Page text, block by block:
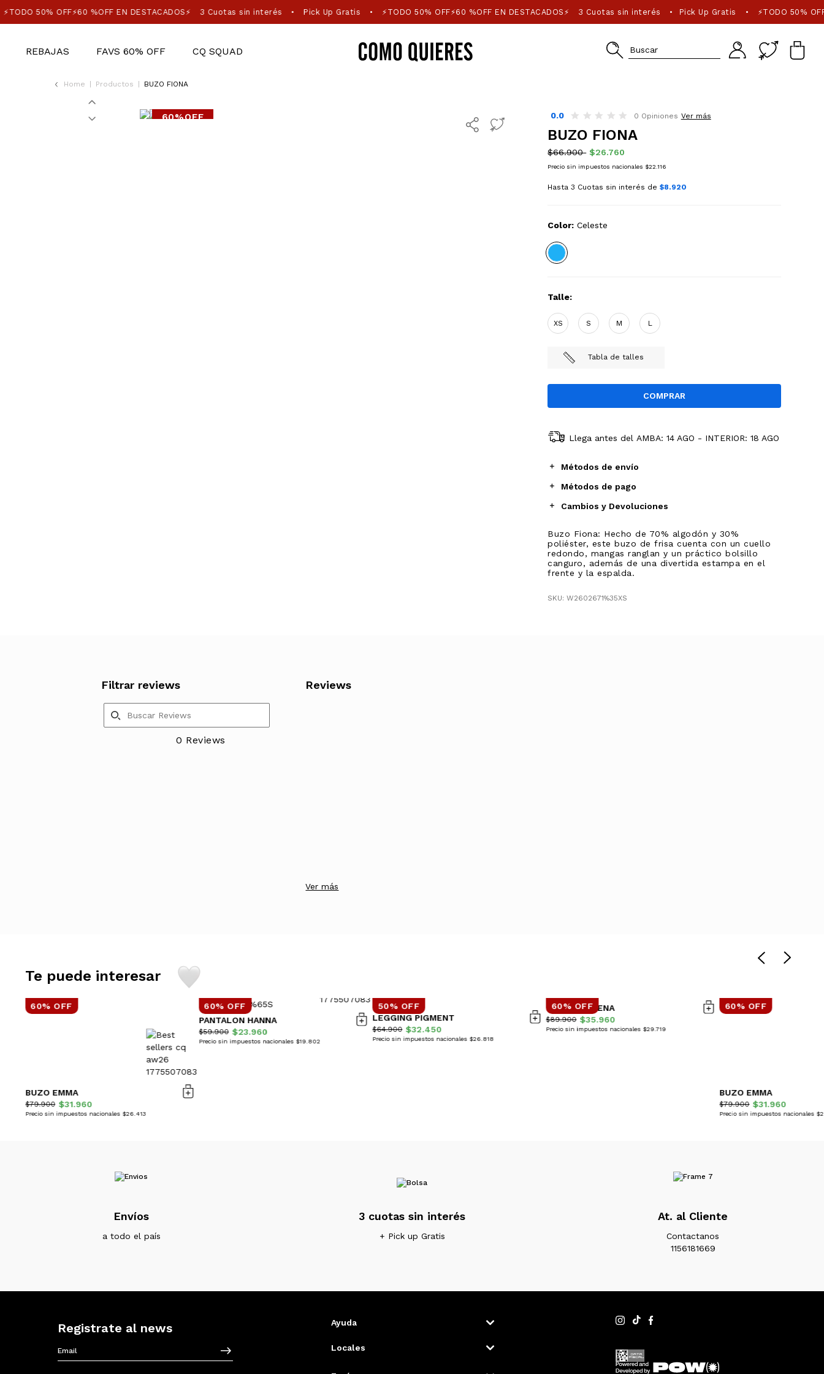
⚡TODO 50% OFF⚡60 %OFF EN DESTACADOS⚡ 3 Cuotas sin interés Pick Up Gratis • ⚡TODO 50% OFF⚡60 %OFF EN DESTACADOS⚡ 3 Cuotas sin interés Pick Up Gratis • ⚡TODO 50%
REBAJAS FAVS 60% OFF CQ SQUAD
Home Productos BUZO FIONA
60%OFF 0.0 0 Opiniones Ver más
BUZO FIONA
$66.900 $26.760
Precio sin impuestos nacionales $22.116
Hasta 3 Cuotas sin interés de$8.920
Color: Celeste
Talle:
XS S M L
Tabla de talles
Llega antes del AMBA: 14 AGO - INTERIOR: 18 AGO
Métodos de envío
Métodos de pago
Cambios y Devoluciones
Buzo Fiona: Hecho de 70% algodón y 30%
poliéster, este buzo de frisa cuenta con un cuello
redondo, mangas ranglan y un práctico bolsillo
canguro, además de una divertida estampa en el
frente y la espalda.
SKU: W2602671%35XS
Filtrar reviews
0 Reviews
Reviews
Ver más
Te puede interesar
60% OFF
BUZO EMMA
$79.900 $31.960
Precio sin impuestos nacionales $26.413
60% OFF
PANTALON HANNA
$59.900 $23.960
Precio sin impuestos nacionales $19.802
50% OFF
LEGGING PIGMENT
$64.900 $32.450
Precio sin impuestos nacionales $26.818
60% OFF
CAMPERA VIENA
$89.900 $35.960
Precio sin impuestos nacionales $29.719
60% OFF
BUZO EMMA
$79.900 $31.960
Precio sin impuestos nacionales
Envíos
a todo el país
3 cuotas sin interés
+ Pick up Gratis
At. al Cliente
Contactanos
1156181669
Registrate al news Ayuda
Locales